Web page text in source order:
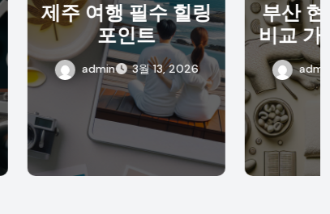
수 힐링
트
3월 13, 2026
부산 현지 마사지샵
비교 가이드: 아로마
테라피의 매력
admin 3월 12, 2026